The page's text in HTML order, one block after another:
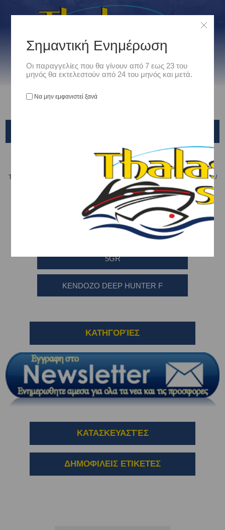
Είδη Αλιείας /
ΤΕΧΝΗΤΑ ΔΟΛΩΜΑΤΑ - ΤΣΑΠΑΡΙ - ΚΑΛΑΜΑΡΙΕΡΕΣ / ΤΕΧΝΗΤΑ ΨΑΡΑΚΙΑ /
KENDOZO
KENDOZO BABY MINNOW 50MM 4GR
5GR
KENDOZO DEEP HUNTER F
ΚΑΤΗΓΟΡΊΕΣ
ΚΑΤΑΣΚΕΥΑΣΤΈΣ
ΔΗΜΟΦΙΛΕΙΣ ΕΤΙΚΕΤΕΣ
Σημαντική Ενημέρωση
Οι παραγγελίες που θα γίνουν από 7 εως 23 του
μηνός θα εκτελεστούν από 24 του μηνός και μετά.
Να μην εμφανιστεί ξανά